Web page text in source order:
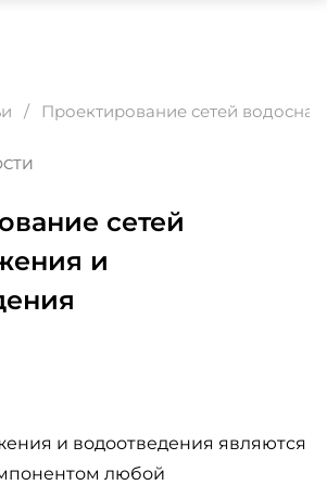
Проектирование сетей
сетей
и
и водоотведения являются
любой